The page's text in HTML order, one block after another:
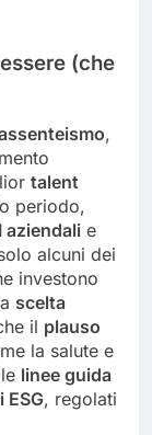
(che
,
talent
periodo,
aziendali e
alcuni dei
investono
scelta
il plauso
la salute e
linee guida
ESG, regolati